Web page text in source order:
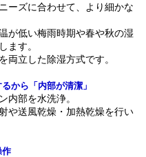
ーズに合わせて、より細かな
が低い梅雨時期や春や秋の湿
ます。
両立した除湿方式です。
から「内部が清潔」
内部を水洗浄。
や送風乾燥・加熱乾燥を行い
作